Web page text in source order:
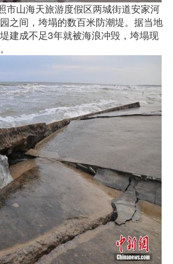
市山海天旅游度假区两城街道安家河
之间，垮塌的数百米防潮堤。据当地
建成不足3年就被海浪冲毁，垮塌现